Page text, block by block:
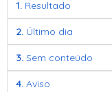
1. Resultado
2. Último dia
3. Sem conteúdo
4. Aviso